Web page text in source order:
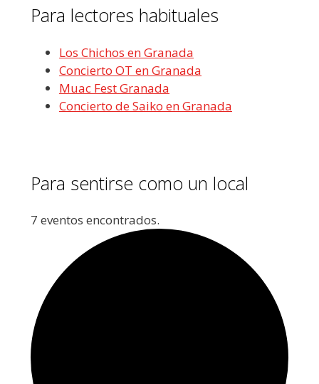
Para lectores habituales
Los Chichos en Granada
Concierto OT en Granada
Muac Fest Granada
Concierto de Saiko en Granada
Para sentirse como un local
7 eventos encontrados.